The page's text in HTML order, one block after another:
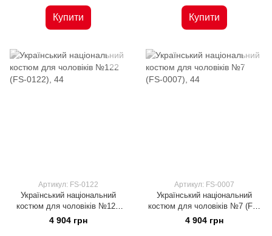
Купити Купити
Артикул: FS-0122
Український національний
костюм для чоловіків №122
(FS-0122), 44
4 904 грн
Артикул: FS-0007
Український національний
костюм для чоловіків №7 (FS-
0007), 44
4 904 грн